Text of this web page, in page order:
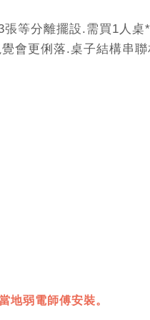
等分離擺設.需買1人桌
會更俐落.桌子結構串
地弱電師傅安裝。